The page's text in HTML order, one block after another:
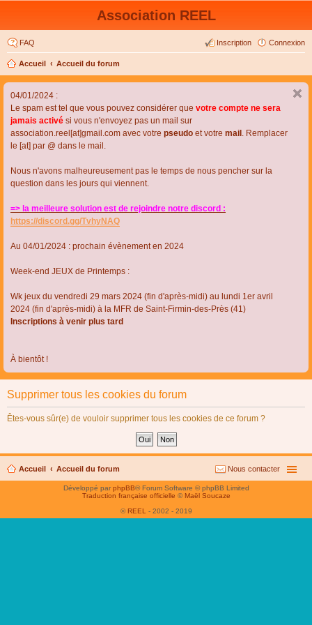
Association REEL
FAQ Connexion
Inscription
Accueil Accueil du forum
04/01/2024 :
Le spam est tel que vous pouvez considérer que votre compte ne sera
jamais activé si vous n'envoyez pas un mail sur
association.reel[at]gmail.com avec votre pseudo et votre mail . Remplacer
le [at] par @ dans le mail.
Nous n'avons malheureusement pas le temps de nous pencher sur la
question dans les jours qui viennent.
=> la meilleure solution est de rejoindre notre discord :
https://discord.gg/TvhyNAQ
Au 04/01/2024 : prochain évènement en 2024
Week-end JEUX de Printemps :
Wk jeux du vendredi 29 mars 2024 (fin d'après-midi) au lundi 1er avril
2024 (fin d'après-midi) à la MFR de Saint-Firmin-des-Près (41)
Inscriptions à venir plus tard
À bientôt !
Supprimer tous les cookies du forum
Êtes-vous sûr(e) de vouloir supprimer tous les cookies de ce forum ?
Accueil Accueil du forum Nous contacter
Développé parphpBB® Forum Software © phpBB Limited
Traduction française officielle © Maël Soucaze
© REEL - 2002 - 2019